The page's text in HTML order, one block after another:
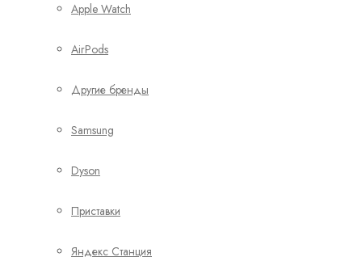
Apple Watch
AirPods
Другие бренды
Samsung
Dyson
Приставки
Яндекс Станция